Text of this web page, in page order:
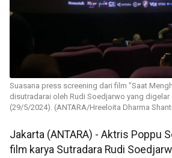
Suasana press screening dari film "Saat
disutradarai oleh Rudi Soedjarwo yang digelar
(29/5/2024). (ANTARA/Hreeloita Dharma
Jakarta (ANTARA) - Aktris Poppu
film karya Sutradara Rudi